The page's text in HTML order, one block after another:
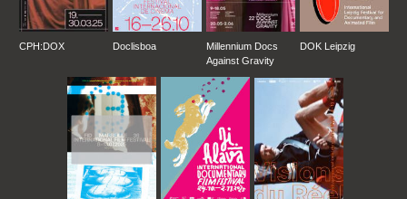
CPH:DOX Doclisboa
Millennium Docs
Against Gravity
DOK Leipzig